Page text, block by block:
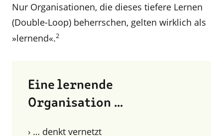
Nur Organisationen, die dieses tiefere Lernen
(Double-Loop) beherrschen, gelten wirklich als
»lernend«.2
Eine lernende
Organisation …
› … denkt vernetzt